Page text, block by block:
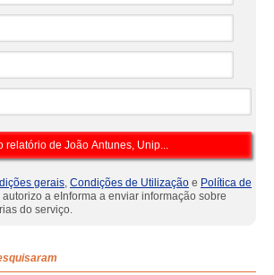
gerais, Condições de Utilização e Política de
autorizo a eInforma a enviar informação sobre
do serviço.